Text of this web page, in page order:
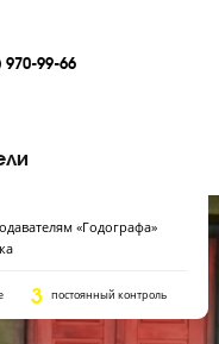
970-99-66
«Годографа»
3 постоянный контроль